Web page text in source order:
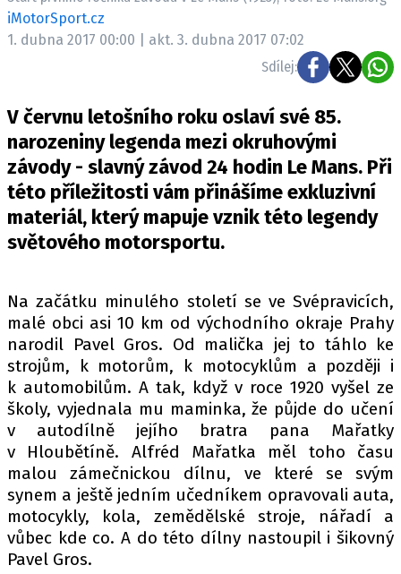
NOVINKY ZE SVĚTA EV
TESTY ELEKTROMOBILŮ
RALLY
OSTATNÍ
TISKOVKY
ROZHOVORY
ZE SVĚTA
MOTORSPORT
PIT LANE
ČEŠI V AKCI
FIA CEZ & POHÁRY
MEZINÁRODNÍ SCÉNA
SLEDUJTE NÁS NA|
iMotorSport.cz
1. dubna 2017 00:00 | akt. 3. dubna 2017 07:02
Sdílej:
V červnu letošního roku oslaví své 85.
narozeniny legenda mezi okruhovými
závody - slavný závod 24 hodin Le Mans. Při
této příležitosti vám přinášíme exkluzivní
materiál, který mapuje vznik této legendy
světového motorsportu.
Na začátku minulého století se ve Svépravicích,
malé obci asi 10 km od východního okraje Prahy
narodil Pavel Gros. Od malička jej to táhlo ke
strojům, k motorům, k motocyklům a později i
k automobilům. A tak, když v roce 1920 vyšel ze
školy, vyjednala mu maminka, že půjde do učení
v autodílně jejího bratra pana Mařatky
v Hloubětíně. Alfréd Mařatka měl toho času
malou zámečnickou dílnu, ve které se svým
synem a ještě jedním učedníkem opravovali auta,
motocykly, kola, zemědělské stroje, nářadí a
vůbec kde co. A do této dílny nastoupil i šikovný
Pavel Gros.